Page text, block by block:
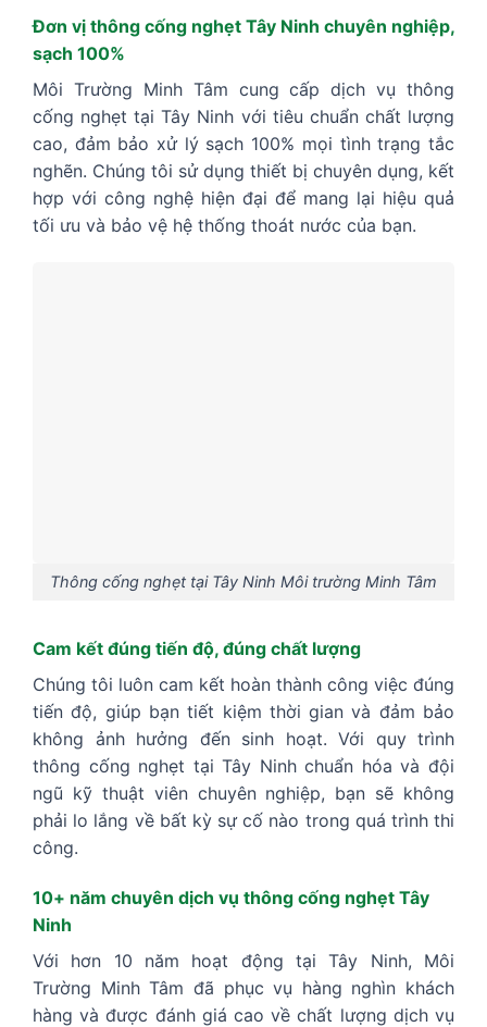
Đơn vị thông cống nghẹt Tây Ninh chuyên nghiệp,
sạch 100%
Môi Trường Minh Tâm cung cấp dịch vụ thông
cống nghẹt tại Tây Ninh với tiêu chuẩn chất lượng
cao, đảm bảo xử lý sạch 100% mọi tình trạng tắc
nghẽn. Chúng tôi sử dụng thiết bị chuyên dụng, kết
hợp với công nghệ hiện đại để mang lại hiệu quả
tối ưu và bảo vệ hệ thống thoát nước của bạn.
Thông cống nghẹt tại Tây Ninh Môi trường Minh Tâm
Cam kết đúng tiến độ, đúng chất lượng
Chúng tôi luôn cam kết hoàn thành công việc đúng
tiến độ, giúp bạn tiết kiệm thời gian và đảm bảo
không ảnh hưởng đến sinh hoạt. Với quy trình
thông cống nghẹt tại Tây Ninh chuẩn hóa và đội
ngũ kỹ thuật viên chuyên nghiệp, bạn sẽ không
phải lo lắng về bất kỳ sự cố nào trong quá trình thi
công.
10+ năm chuyên dịch vụ thông cống nghẹt Tây
Ninh
Với hơn 10 năm hoạt động tại Tây Ninh, Môi
Trường Minh Tâm đã phục vụ hàng nghìn khách
hàng và được đánh giá cao về chất lượng dịch vụ